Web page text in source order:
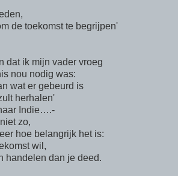
de toekomst te begrijpen'
dat ik mijn vader vroeg
nou nodig was:
wat er gebeurd is
herhalen'
Indie….-
zo,
hoe belangrijk het is:
wil,
handelen dan je deed.